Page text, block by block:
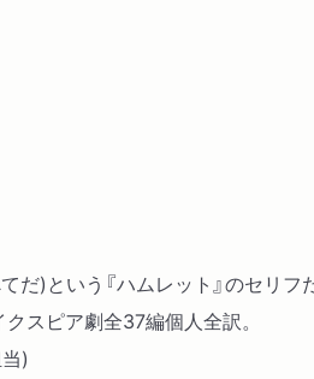
だ)という『ハムレット』のセリ
スピア劇全37編個人全訳。
)